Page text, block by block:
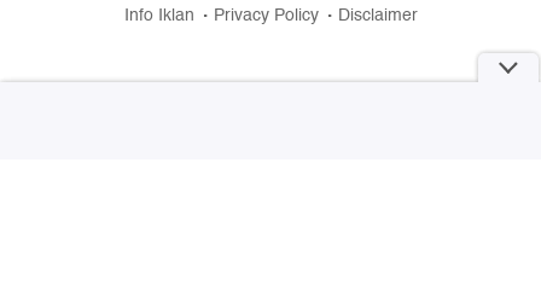
Info Iklan
Privacy Policy Disclaimer